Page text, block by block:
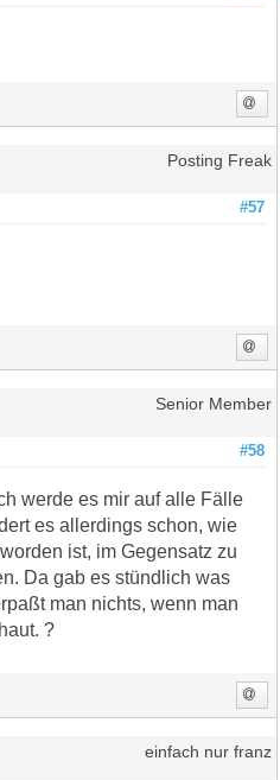
Posting Freak
#57
Senior Member
#58
werde es mir auf alle Fälle
es allerdings schon, wie
ist, im Gegensatz zu
Da gab es stündlich was
man nichts, wenn man
?
einfach nur franz